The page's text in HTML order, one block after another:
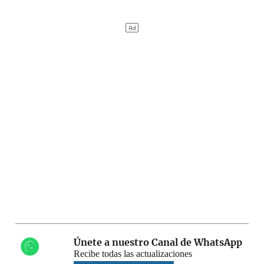
Únete a nuestro Canal de WhatsApp
Recibe todas las actualizaciones